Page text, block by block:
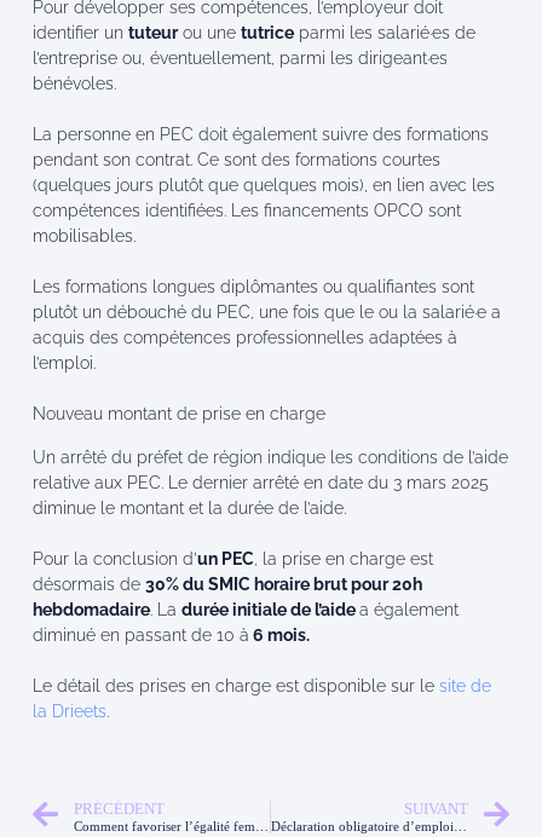
Pour développer ses compétences, l’employeur doit
identifier un tuteurou une tutriceparmi les salarié·es de
l’entreprise ou, éventuellement, parmi les dirigeant·es
bénévoles.
La personne en PEC doit également suivre des formations
pendant son contrat. Ce sont des formations courtes
(quelques jours plutôt que quelques mois), en lien avec les
compétences identifiées. Les financements OPCO sont
mobilisables.
Les formations longues diplômantes ou qualifiantes sont
plutôt un débouché du PEC, une fois que le ou la salarié·e a
acquis des compétences professionnelles adaptées à
l’emploi.
Nouveau montant de prise en charge
Un arrêté du préfet de région indique les conditions de l’aide
relative aux PEC. Le dernier arrêté en date du 3 mars 2025
diminue le montant et la durée de l’aide.
Pour la conclusion d’un PEC , la prise en charge est
désormais de 30% du SMIC horaire brut pour 20h
hebdomadaire. La durée initiale de l’aidea également
diminué en passant de 10 à 6 mois.
Le détail des prises en charge est disponible sur le site de
la Drieets
PRÉCÉDENT SUIVANT